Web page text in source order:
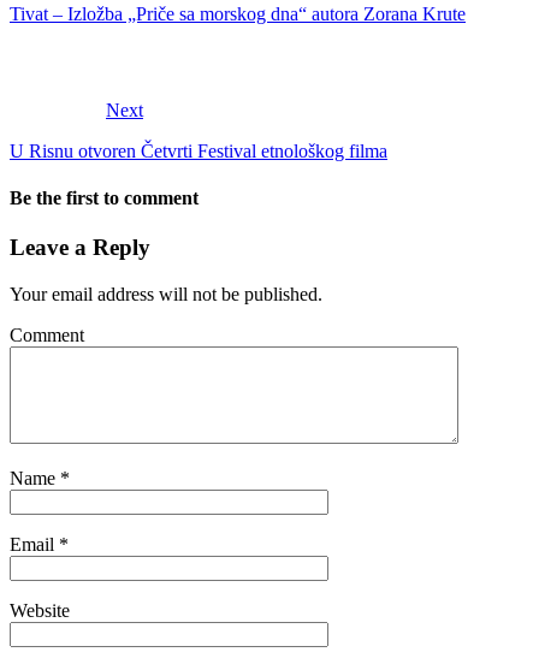
Tivat – Izložba „Priče sa morskog dna“ autora Zorana Krute
Next
U Risnu otvoren Četvrti Festival etnološkog filma
Be the first to comment
Leave a Reply
Your email address will not be published.
Comment
Name *
Email *
Website